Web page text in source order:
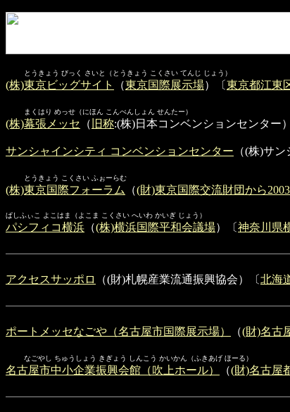
とうきょう びっく さいと（とうきょう こくさい てんじ じょう）
(株)東京ビッグサイト （東京国際展示場）〔東京都江東
まくはり めっせ（にほん こんべんしょん せんたー）
(株)幕張メッセ （ 旧称:(株)日本コンベンションセンター
サンシャインシティ コンベンションセンター （(株)サ
とうきょう こくさい ふぉーらむ
(株)東京国際フォーラム （(財)東京国際交流財団から
ぱしふぃこ よこはま（よこま こくさい へいわ かいぎ じょう）
パシフィコ横浜 （(株)横浜国際平和会議場）〔神奈川県
アクセスサッポロ （(財)札幌産業流通振興協会）〔北海
ポートメッセなごや（名古屋市国際展示場） （(財)名古
なごやし ちゅうしょう きぎょう しんこう かいかん（ふきあげ ほーる）
名古屋市中小企業振興会館（吹上ホール） （(財)名古屋